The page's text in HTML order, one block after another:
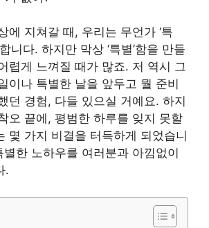
에 지쳐갈 때, 우리는 무언가 ‘특
니다. 하지만 막상 ‘특별’함을 만들
렵게 느껴질 때가 많죠. 저 역시 그
이나 특별한 날을 앞두고 뭘 준비
던 경험, 다들 있으실 거예요. 하지
오 끝에, 평범한 하루를 잊지 못할
몇 가지 비결을 터득하게 되었습니
한 노하우를 여러분과 아낌없이
.